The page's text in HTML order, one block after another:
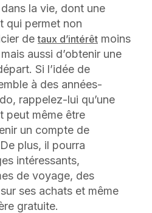
la vie, dont une
qui permet non
detaux d’intérêt moins
aussi d’obtenir une
Si l’idée de
à des années-
rappelez-lui qu’une
peut même être
un compte de
plus, il pourra
intéressants,
de voyage, des
ses achats et même
gratuite.